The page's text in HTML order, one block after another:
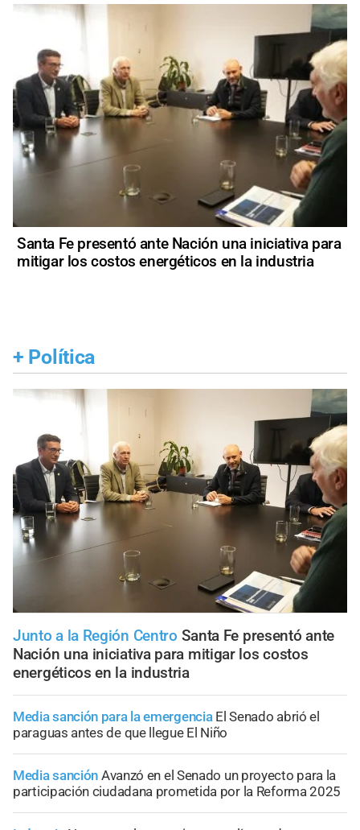
Santa Fe presentó ante Nación una iniciativa para
mitigar los costos energéticos en la industria
+ Política
Junto a la Región Centro Santa Fe presentó ante
Nación una iniciativa para mitigar los costos
energéticos en la industria
Media sanción para la emergencia El Senado abrió el
paraguas antes de que llegue El Niño
Media sanción Avanzó en el Senado un proyecto para la
participación ciudadana prometida por la Reforma 2025